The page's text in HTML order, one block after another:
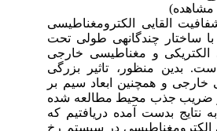
القایی الکترومغناطیسی
سیم کوانتومی با ساختار چندگانه‎ی طولی تحت
الکتریکی و مغناطیسی خارجی
بدین منظور، تاثیر بزرگی
خارجی و همچنین ابعاد سیم بر
جذب محیط مطالعه شده
نتایج بدست آمده دریافتیم که
در سیستم رخ